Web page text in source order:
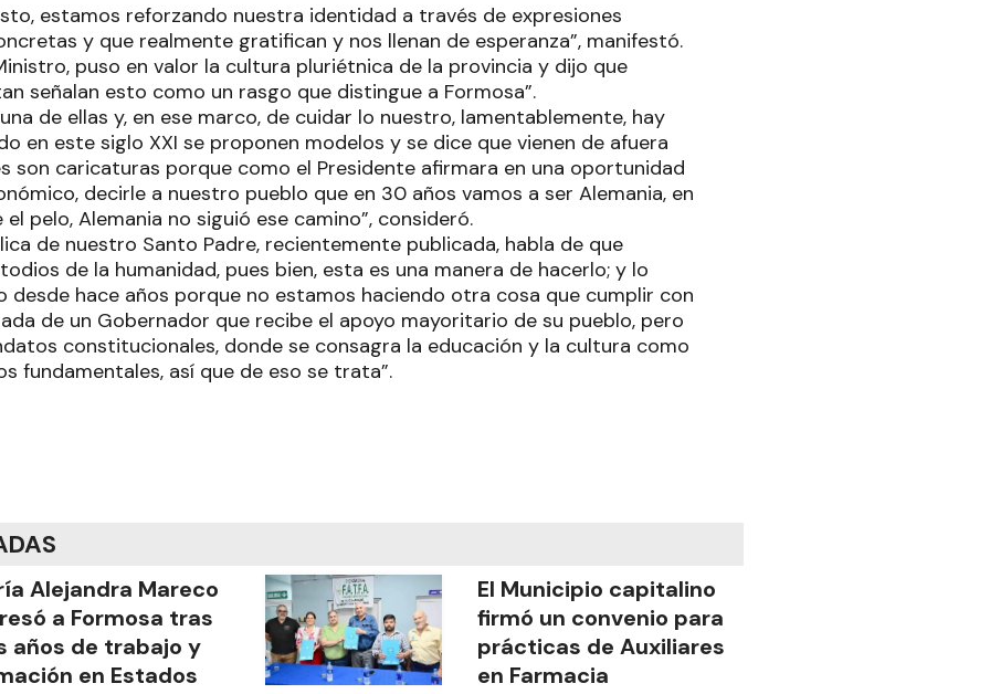
estamos reforzando nuestra identidad a través de expresiones
y que realmente gratifican y nos llenan de esperanza”, manifestó.
puso en valor la cultura pluriétnica de la provincia y dijo que
señalan esto como un rasgo que distingue a Formosa”.
de ellas y, en ese marco, de cuidar lo nuestro, lamentablemente, hay
en este siglo XXI se proponen modelos y se dice que vienen de afuera
son caricaturas porque como el Presidente afirmara en una oportunidad
decirle a nuestro pueblo que en 30 años vamos a ser Alemania, en
pelo, Alemania no siguió ese camino”, consideró.
de nuestro Santo Padre, recientemente publicada, habla de que
de la humanidad, pues bien, esta es una manera de hacerlo; y lo
desde hace años porque no estamos haciendo otra cosa que cumplir con
de un Gobernador que recibe el apoyo mayoritario de su pueblo, pero
constitucionales, donde se consagra la educación y la cultura como
fundamentales, así que de eso se trata”.
Alejandra Mareco
a Formosa tras
años de trabajo y
en Estados
El Municipio capitalino
firmó un convenio para
prácticas de Auxiliares
en Farmacia